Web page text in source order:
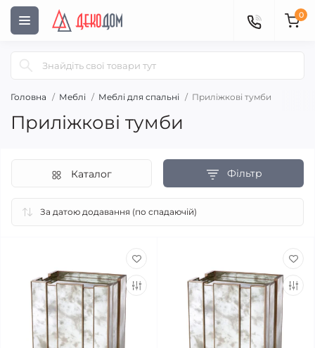
0
Головна Меблі Меблі для спальні Приліжкові тумби
Приліжкові тумби
Фільтр
Каталог